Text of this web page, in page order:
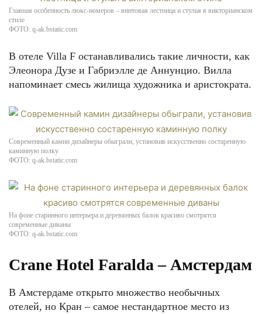
Главная особенность люкс-номеров – винтовая лестница и стулья в викторианском
стиле
ФОТО: q-ak.bstatic.com
В отеле Villa F останавливались такие личности, как
Элеонора Дузе и Габриэлле де Аннунцио. Вилла
напоминает смесь жилища художника и аристократа.
Современный камин дизайнеры обыграли, установив искусственно состаренную
каминную полку
ФОТО: q-ak.bstatic.com
На фоне старинного интерьера и деревянных балок красиво смотрятся
современные диваны
ФОТО: q-ak.bstatic.com
Crane Hotel Faralda – Амстердам
В Амстердаме открыто множество необычных
отелей, но Кран – самое нестандартное место из